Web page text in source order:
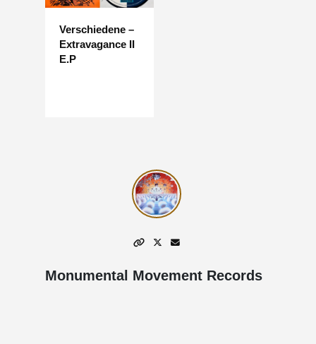
Verschiedene –
Extravagance II
E.P
Monumental Movement Records